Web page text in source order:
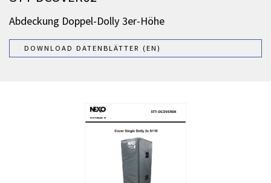
Abdeckung Doppel-Dolly 3er-Höhe
DOWNLOAD DATENBLÄTTER (EN)